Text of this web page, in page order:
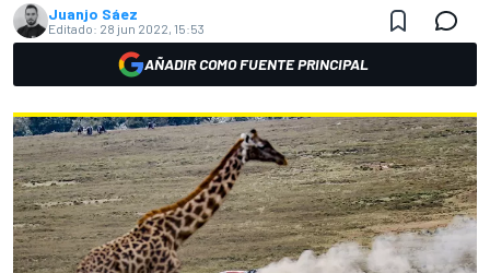
Juanjo Sáez
Editado: 28 jun 2022, 15:53
AÑADIR COMO FUENTE PRINCIPAL